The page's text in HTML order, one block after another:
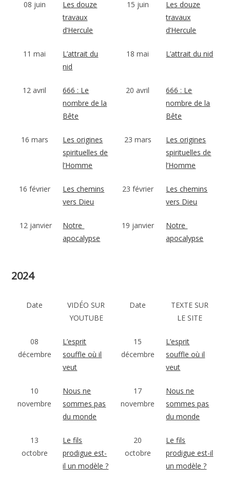
08 juin
Les douze
travaux
d’Hercule
15 juin
Les douze
travaux
d’Hercule
11 mai
L’attrait du
nid
18 mai L’attrait du nid
12 avril
666 : Le
nombre de la
Bête
20 avril
666 : Le
nombre de la
Bête
16 mars
Les origines
spirituelles de
l’Homme
23 mars
Les origines
spirituelles de
l’Homme
16 février
Les chemins
vers Dieu
23 février
Les chemins
vers Dieu
12 janvier
Notre
apocalypse
19 janvier
Notre
apocalypse
2024
Date
VIDÉO SUR
YOUTUBE
Date
TEXTE SUR
LE SITE
08
décembre
L’esprit
souffle où il
veut
15
décembre
L’esprit
souffle où il
veut
10
novembre
Nous ne
sommes pas
du monde
17
novembre
Nous ne
sommes pas
du monde
13
octobre
Le fils
prodigue est-
il un modèle ?
20
octobre
Le fils
prodigue est-il
un modèle ?